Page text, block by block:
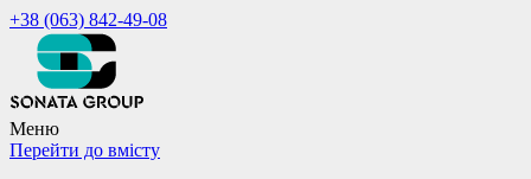
+38 (063) 842-49-08
Меню
Перейти до вмісту